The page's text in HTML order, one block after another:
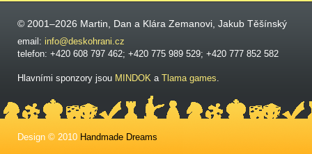
© 2001–2026 Martin, Dan a Klára Zemanovi, Jakub Těšínský
email: info@deskohrani.cz
telefon: +420 608 797 462; +420 775 989 529; +420 777 852 582
Hlavními sponzory jsou MINDOK a Tlama games.
Design © 2010 Handmade Dreams